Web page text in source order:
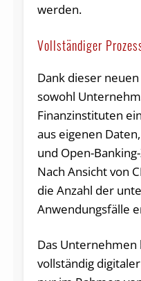
werden.
Vollständiger
Dank dieser
sowohl
Finanzinstituten
aus eigenen
und Open-
Nach Ansicht von
die Anzahl der
Anwendungsfälle
Das
vollständig